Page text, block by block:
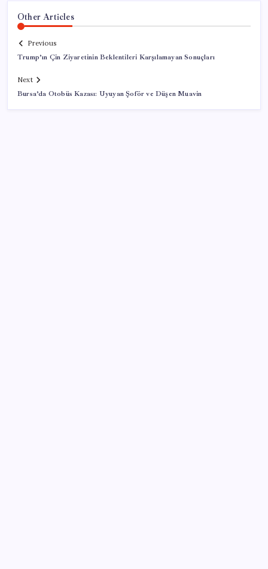
Other Articles
Previous
Trump’ın Çin Ziyaretinin Beklentileri Karşılamayan Sonuçları
Next
Bursa’da Otobüs Kazası: Uyuyan Şoför ve Düşen Muavin